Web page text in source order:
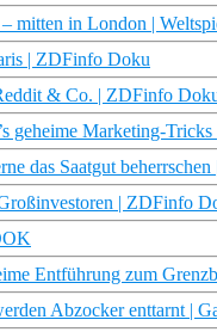
mitten in London |
| ZDFinfo Doku
& Co. | ZDFinfo
geheime Marketing-
das Saatgut
| ZDFinfo
Entführung zum
Abzocker enttarnt |